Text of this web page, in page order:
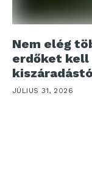
Nem elég
erdőket kell
JÚLIUS 31, 2026